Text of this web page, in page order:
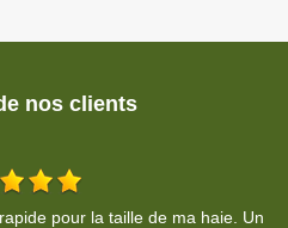
nos clients
années, travail de qualité,